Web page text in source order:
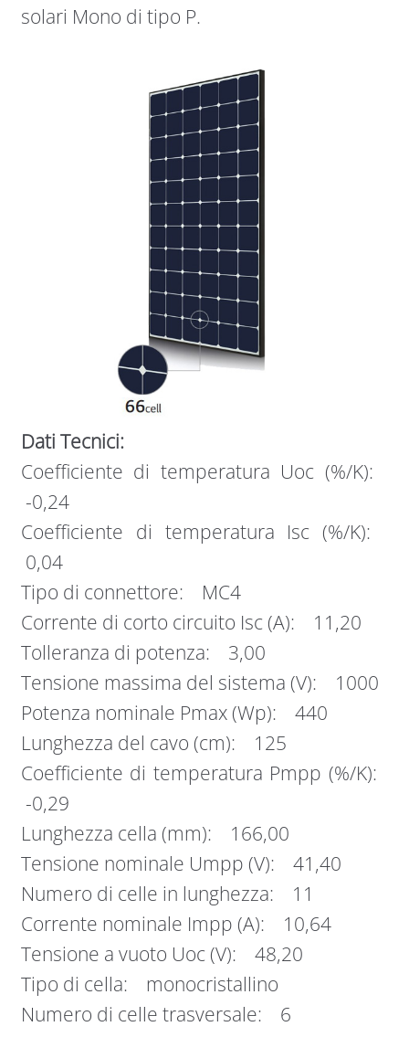
solari Mono di tipo P.
Dati Tecnici:
Coefficiente di temperatura Uoc (%/K):
-0,24
Coefficiente di temperatura Isc (%/K):
0,04
Tipo di connettore: MC4
Corrente di corto circuito Isc (A): 11,20
Tolleranza di potenza: 3,00
Tensione massima del sistema (V): 1000
Potenza nominale Pmax (Wp): 440
Lunghezza del cavo (cm): 125
Coefficiente di temperatura Pmpp (%/K):
-0,29
Lunghezza cella (mm): 166,00
Tensione nominale Umpp (V): 41,40
Numero di celle in lunghezza: 11
Corrente nominale Impp (A): 10,64
Tensione a vuoto Uoc (V): 48,20
Tipo di cella: monocristallino
Numero di celle trasversale: 6